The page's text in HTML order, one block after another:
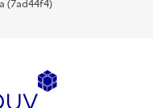
(7ad44f4)